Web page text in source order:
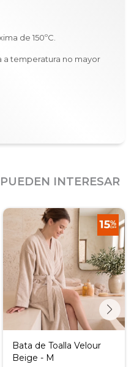
de 150ºC.
a temperatura no mayor
INTERESAR
Bata de Toalla Velour
Beige - M